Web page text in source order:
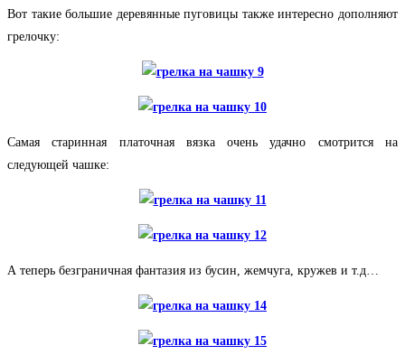
Вот такие большие деревянные пуговицы также интересно дополняют
грелочку:
Самая старинная платочная вязка очень удачно смотрится на
следующей чашке:
А теперь безграничная фантазия из бусин, жемчуга, кружев и т.д…